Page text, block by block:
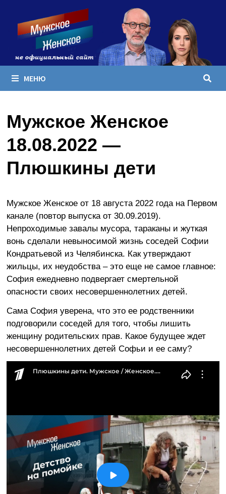
содержимому
МЕНЮ
Мужское Женское
18.08.2022 —
Плюшкины дети
Мужское Женское от 18 августа 2022 года на Первом
канале (повтор выпуска от 30.09.2019).
Непроходимые завалы мусора, тараканы и жуткая
вонь сделали невыносимой жизнь соседей Софии
Кондратьевой из Челябинска. Как утверждают
жильцы, их неудобства – это еще не самое главное:
София ежедневно подвергает смертельной
опасности своих несовершеннолетних детей.
Сама София уверена, что это ее родственники
подговорили соседей для того, чтобы лишить
женщину родительских прав. Какое будущее ждет
несовершеннолетних детей Софьи и ее саму?